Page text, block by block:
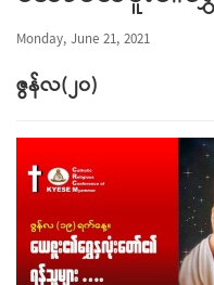
Monday, June 21, 2021
ဇွန်လ(၂၀)